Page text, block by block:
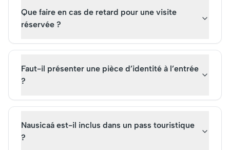
Que faire en cas de retard pour une visite
réservée ?
Faut-il présenter une pièce d’identité à l’entrée
?
Nausicaá est-il inclus dans un pass touristique
?